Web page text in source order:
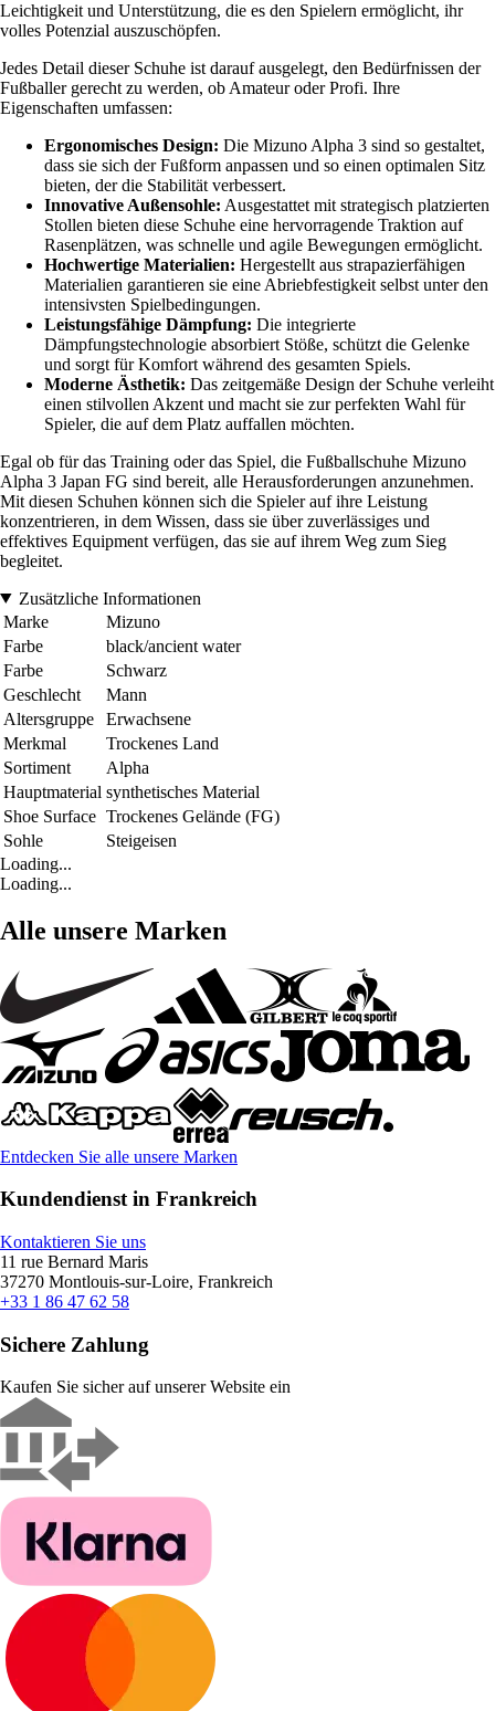
Leichtigkeit und Unterstützung, die es den Spielern ermöglicht, ihr
volles Potenzial auszuschöpfen.
Jedes Detail dieser Schuhe ist darauf ausgelegt, den Bedürfnissen der
Fußballer gerecht zu werden, ob Amateur oder Profi. Ihre
Eigenschaften umfassen:
Ergonomisches Design: Die Mizuno Alpha 3 sind so gestaltet,
dass sie sich der Fußform anpassen und so einen optimalen Sitz
bieten, der die Stabilität verbessert.
Innovative Außensohle: Ausgestattet mit strategisch platzierten
Stollen bieten diese Schuhe eine hervorragende Traktion auf
Rasenplätzen, was schnelle und agile Bewegungen ermöglicht.
Hochwertige Materialien: Hergestellt aus strapazierfähigen
Materialien garantieren sie eine Abriebfestigkeit selbst unter den
intensivsten Spielbedingungen.
Leistungsfähige Dämpfung: Die integrierte
Dämpfungstechnologie absorbiert Stöße, schützt die Gelenke
und sorgt für Komfort während des gesamten Spiels.
Moderne Ästhetik: Das zeitgemäße Design der Schuhe verleiht
einen stilvollen Akzent und macht sie zur perfekten Wahl für
Spieler, die auf dem Platz auffallen möchten.
Egal ob für das Training oder das Spiel, die Fußballschuhe Mizuno
Alpha 3 Japan FG sind bereit, alle Herausforderungen anzunehmen.
Mit diesen Schuhen können sich die Spieler auf ihre Leistung
konzentrieren, in dem Wissen, dass sie über zuverlässiges und
effektives Equipment verfügen, das sie auf ihrem Weg zum Sieg
begleitet.
Zusätzliche Informationen
Marke
Mizuno
Farbe
black/ancient water
Farbe
Schwarz
Geschlecht
Mann
Altersgruppe
Erwachsene
Merkmal
Trockenes Land
Sortiment
Alpha
Hauptmaterial synthetisches Material
Shoe Surface Trockenes Gelände (FG)
Sohle
Steigeisen
Loading...
Loading...
Alle unsere Marken
Entdecken Sie alle unsere Marken
Kundendienst in Frankreich
Kontaktieren Sie uns
11 rue Bernard Maris
37270 Montlouis-sur-Loire, Frankreich
+33 1 86 47 62 58
Sichere Zahlung
Kaufen Sie sicher auf unserer Website ein